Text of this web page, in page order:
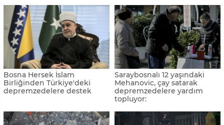
Bosna Hersek İslam
Birliğinden Türkiye'deki
depremzedelere destek
Saraybosnalı 12 yaşındaki
Mehanovic, çay satarak
depremzedelere yardım
topluyor: